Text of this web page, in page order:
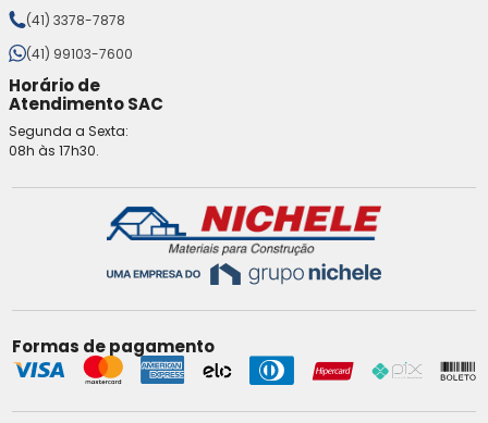
(41) 3378-7878
(41) 99103-7600
Horário de
Atendimento SAC
Segunda a Sexta:
08h às 17h30.
Formas de pagamento